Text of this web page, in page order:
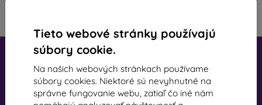
Tieto webové stránky používajú
súbory cookie.
Na našich webových stránkach používame
súbory cookies. Niektoré sú nevyhnutné na
správne fungovanie webu, zatiaľ čo iné nám